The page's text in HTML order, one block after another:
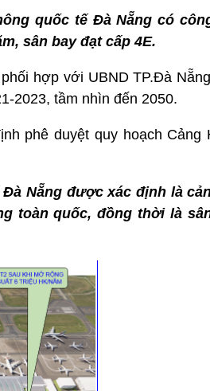
quốc tế Đà Nẵng có
sân bay đạt cấp 4E.
hợp với UBND TP.Đà
2023, tầm nhìn đến 2050.
phê duyệt quy hoạch Cảng
Nẵng được xác định là
toàn quốc, đồng thời là